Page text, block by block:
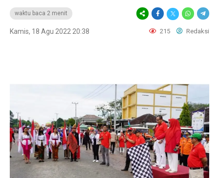
waktu baca 2 menit
Kamis, 18 Agu 2022 20:38 215 Redaksi